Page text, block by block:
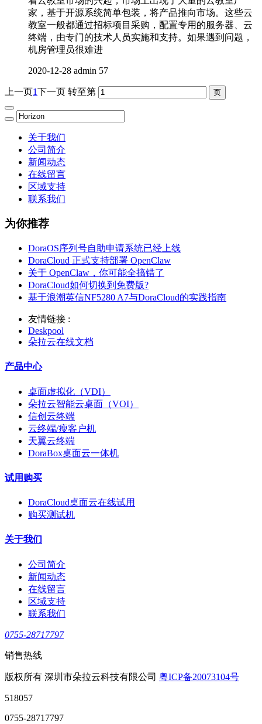
家，基于开源系统简单包装，将产品推向市场。这些云
教室一般都通过招标项目采购，配置专用的服务器、云
终端，由专门的技术人员实施和支持。如果遇到问题，
机房管理员很难进
2020-12-28 admin 57
上一页1下一页 转至第
关于我们
公司简介
新闻动态
在线留言
区域支持
联系我们
为你推荐
DoraOS序列号自助申请系统已经上线
DoraCloud 正式支持部署 OpenClaw
关于 OpenClaw，你可能全搞错了
DoraCloud如何切换到免费版?
基于浪潮英信NF5280 A7与DoraCloud的实践指南
友情链接 :
Deskpool
朵拉云在线文档
产品中心
桌面虚拟化（VDI）
朵拉云智能云桌面（VOI）
信创云终端
云终端/瘦客户机
天翼云终端
DoraBox桌面云一体机
试用购买
DoraCloud桌面云在线试用
购买测试机
关于我们
公司简介
新闻动态
在线留言
区域支持
联系我们
0755-28717797
销售热线
版权所有 深圳市朵拉云科技有限公司 粤ICP备20073104号
518057
0755-28717797